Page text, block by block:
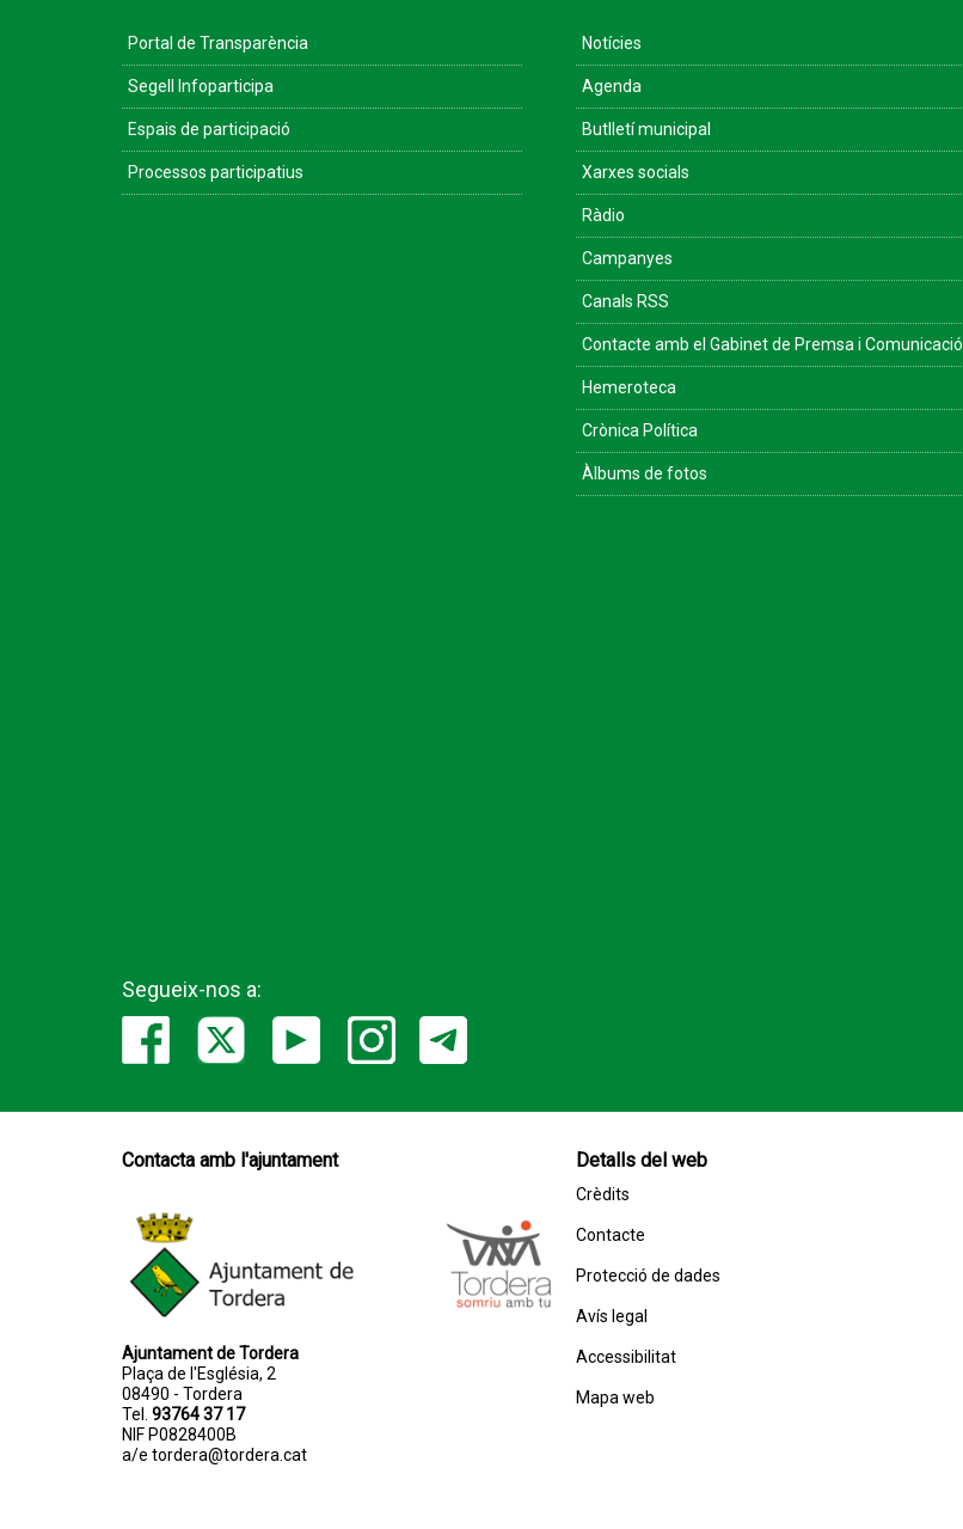
Portal de Transparència
Segell Infoparticipa
Espais de participació
Processos participatius
Notícies
Agenda
Butlletí municipal
Xarxes socials
Ràdio
Campanyes
Canals RSS
Contacte amb el Gabinet de Premsa i Comunicació
Hemeroteca
Crònica Política
Àlbums de fotos
Segueix-nos a:
Contacta amb l'ajuntament
Ajuntament de Tordera
Plaça de l'Església, 2
08490 - Tordera
Tel. 93764 37 17
NIF P0828400B
a/e tordera@tordera.cat
Detalls del web
Crèdits
Contacte
Protecció de dades
Avís legal
Accessibilitat
Mapa web